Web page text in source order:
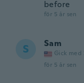
before
för 5 år sen
S Sam
Gick med
för 5 år sen